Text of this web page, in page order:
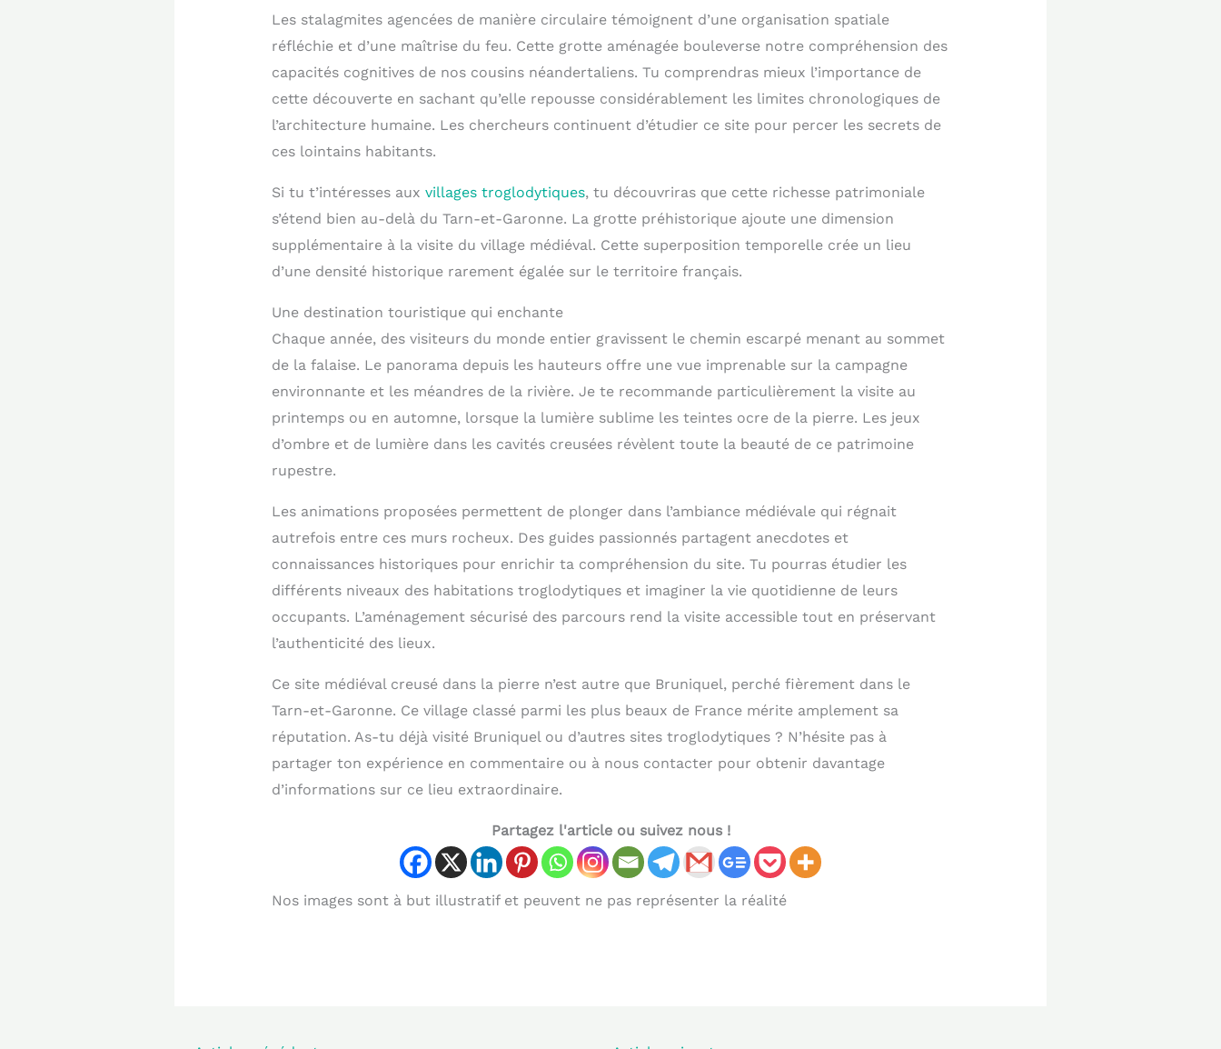
Les stalagmites agencées de manière circulaire témoignent d’une organisation spatiale
réfléchie et d’une maîtrise du feu. Cette grotte aménagée bouleverse notre compréhension des
capacités cognitives de nos cousins néandertaliens. Tu comprendras mieux l’importance de
cette découverte en sachant qu’elle repousse considérablement les limites chronologiques de
l’architecture humaine. Les chercheurs continuent d’étudier ce site pour percer les secrets de
ces lointains habitants.
Si tu t’intéresses aux villages troglodytiques, tu découvriras que cette richesse patrimoniale
s’étend bien au-delà du Tarn-et-Garonne. La grotte préhistorique ajoute une dimension
supplémentaire à la visite du village médiéval. Cette superposition temporelle crée un lieu
d’une densité historique rarement égalée sur le territoire français.
Une destination touristique qui enchante
Chaque année, des visiteurs du monde entier gravissent le chemin escarpé menant au sommet
de la falaise. Le panorama depuis les hauteurs offre une vue imprenable sur la campagne
environnante et les méandres de la rivière. Je te recommande particulièrement la visite au
printemps ou en automne, lorsque la lumière sublime les teintes ocre de la pierre. Les jeux
d’ombre et de lumière dans les cavités creusées révèlent toute la beauté de ce patrimoine
rupestre.
Les animations proposées permettent de plonger dans l’ambiance médiévale qui régnait
autrefois entre ces murs rocheux. Des guides passionnés partagent anecdotes et
connaissances historiques pour enrichir ta compréhension du site. Tu pourras étudier les
différents niveaux des habitations troglodytiques et imaginer la vie quotidienne de leurs
occupants. L’aménagement sécurisé des parcours rend la visite accessible tout en préservant
l’authenticité des lieux.
Ce site médiéval creusé dans la pierre n’est autre que Bruniquel, perché fièrement dans le
Tarn-et-Garonne. Ce village classé parmi les plus beaux de France mérite amplement sa
réputation. As-tu déjà visité Bruniquel ou d’autres sites troglodytiques ? N’hésite pas à
partager ton expérience en commentaire ou à nous contacter pour obtenir davantage
d’informations sur ce lieu extraordinaire.
Partagez l'article ou suivez nous !
Nos images sont à but illustratif et peuvent ne pas représenter la réalité